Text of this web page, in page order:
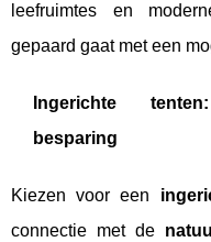
leefruimtes en
gepaard gaat met een
Ingerichte
besparing
Kiezen voor een
connectie met de